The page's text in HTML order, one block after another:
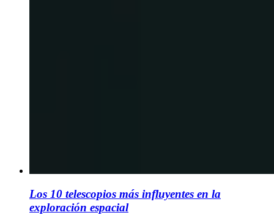
Los 10 telescopios más influyentes en la
exploración espacial